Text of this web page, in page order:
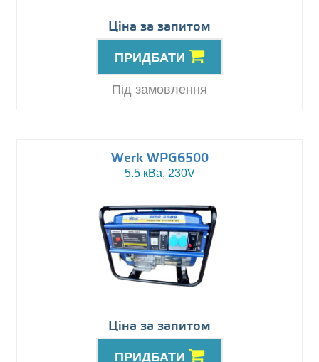
Ціна за запитом
ПРИДБАТИ
Під замовлення
Werk WPG6500
5.5 кВа, 230V
Ціна за запитом
ПРИДБАТИ